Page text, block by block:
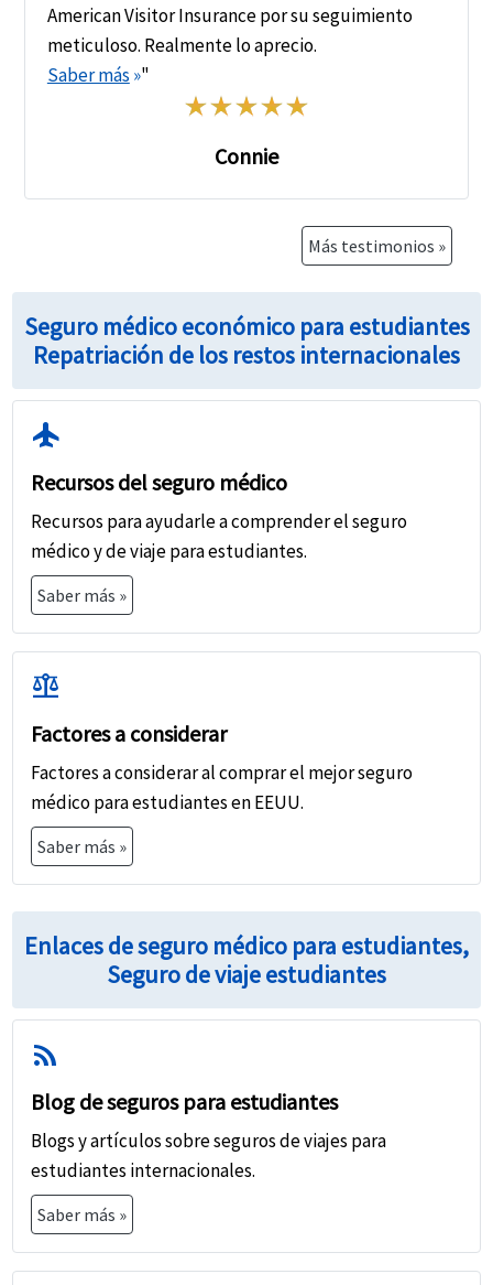
American Visitor Insurance por su seguimiento
meticuloso. Realmente lo aprecio.
Saber más »"
Connie
Más testimonios »
Seguro médico económico para estudiantes
Repatriación de los restos internacionales
flight
Recursos del seguro médico
Recursos para ayudarle a comprender el seguro
médico y de viaje para estudiantes.
Saber más »
balance
Factores a considerar
Factores a considerar al comprar el mejor seguro
médico para estudiantes en EEUU.
Saber más »
Enlaces de seguro médico para estudiantes,
Seguro de viaje estudiantes
rss_feed
Blog de seguros para estudiantes
Blogs y artículos sobre seguros de viajes para
estudiantes internacionales.
Saber más »